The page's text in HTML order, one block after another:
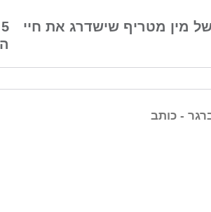
מין מטריף שישדרג את חיי
- כותב